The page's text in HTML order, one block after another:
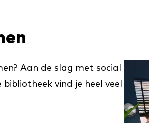
Aan de slag met social
vind je heel veel